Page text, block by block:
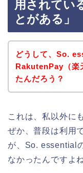
用されてい
とがある」
どうして、So.
RakutenPay（楽
たんだろう？
これは、私以外に
ぜか、普段は利用
が、So. essential
なかったんですよね